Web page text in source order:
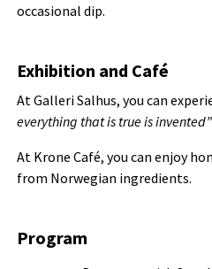
occasional dip.
Exhibition and Café
At Galleri Salhus, you can
everything that is true is invented”
At Krone Café, you can enjoy
from Norwegian ingredients.
Program